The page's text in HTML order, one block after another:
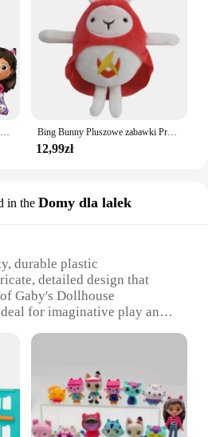
5 sztuk 49x92cm Gabby domek dla lalek balony postać z kreskówki dziewczyny sprzyja urodziny dekoracja balonów Baby Shower kulka z folii aluminiowej Bing Bunny Pluszowe zabawki Przedszkole Animacja Poznaj Bing i Frinds Słoń Panda Niedźwiedź Wypchane zwierzę Lalka dla dzieci Prezent świąteczny
12,99zł
in the Domy dla lalek
durable plastic
detailed design that
Gaby's Dollhouse
for imaginative play and
Sturdy construction
or Quantity: Compact and
and storage
Comes with a variety of
for endless play